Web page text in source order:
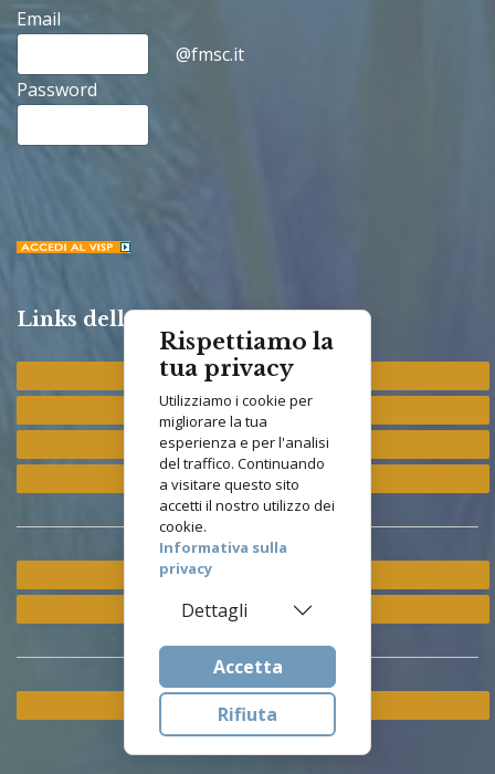
Rispettiamo la
tua privacy
Utilizziamo i cookie per
migliorare la tua
esperienza e per l'analisi
del traffico. Continuando
a visitare questo sito
accetti il nostro utilizzo dei
cookie.
Informativa sulla
privacy
Dettagli
Accetta
Rifiuta
Email
@fmsc.it
Password
Links della Congregazione
Provincia "St. Francis"
Provincia "M. Immacolata"
Provincia "S. Antonio"
Provincia "S. Elisabetta"
Ramo ETS
Istituto Asisium
Cookie & Privacy Policy